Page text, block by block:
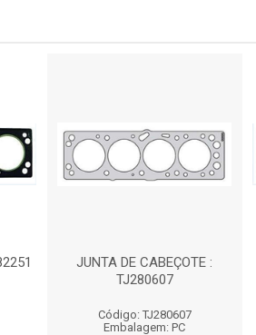
JUNTA DE CABEÇOTE :
TJ280607
Código: TJ280607
Embalagem: PC